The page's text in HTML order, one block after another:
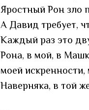
Яростный Рон зло
А Давид требует,
Каждый раз это
Рона, в мой, в
моей искренности,
Наверняка, в той